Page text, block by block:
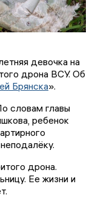
девочка на
дрона ВСУ. Об
Брянска».
словам главы
ребенок
дрона.
Ее жизни и